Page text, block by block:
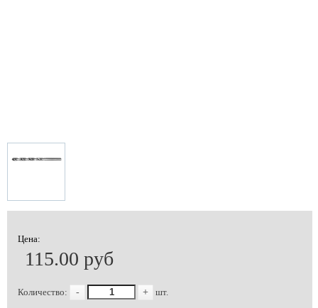
Цена:
115.00 руб
Количество: - + шт.